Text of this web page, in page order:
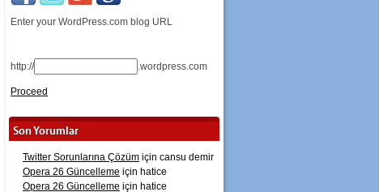
Enter your WordPress.com blog URL
http:// .wordpress.com
Proceed
Son Yorumlar
Twitter Sorunlarına Çözüm için cansu demir
Opera 26 Güncelleme için hatice
Opera 26 Güncelleme için hatice